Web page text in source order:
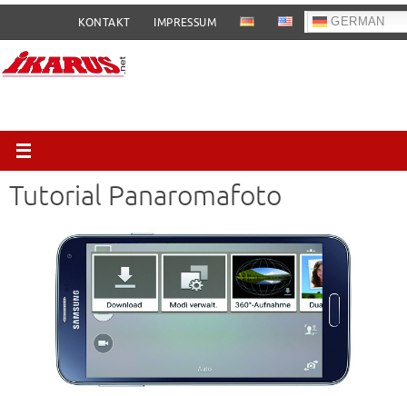
Inhalt
springen
KONTAKT IMPRESSUM GERMAN
Tutorial Panaromafoto